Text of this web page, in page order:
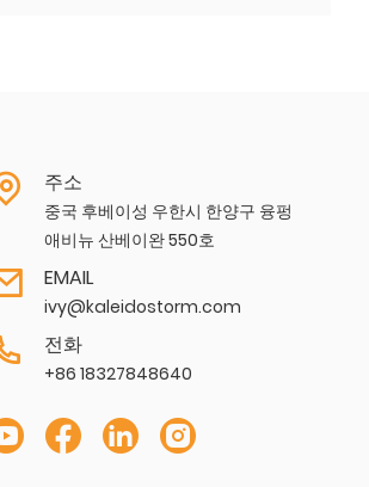
주소
중국 후베이성 ​​우한시 한양구 융펑
애비뉴 산베이완 550호
EMAIL
ivy@kaleidostorm.com
전화
+86 18327848640